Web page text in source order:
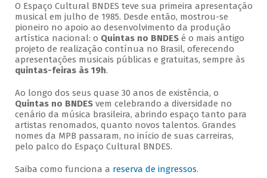
O Espaço Cultural BNDES teve sua primeira apresentação
musical em julho de 1985. Desde então, mostrou-se
pioneiro no apoio ao desenvolvimento da produção
artística nacional: o Quintas no BNDESé o mais antigo
projeto de realização contínua no Brasil, oferecendo
apresentações musicais públicas e gratuitas, sempre às
quintas-feiras às 19h.
Ao longo dos seus quase 30 anos de existência, o
Quintas no BNDESvem celebrando a diversidade no
cenário da música brasileira, abrindo espaço tanto para
artistas renomados, quanto novos talentos. Grandes
nomes da MPB passaram, no início de suas carreiras,
pelo palco do Espaço Cultural BNDES.
Saiba como funciona a reserva de ingressos.